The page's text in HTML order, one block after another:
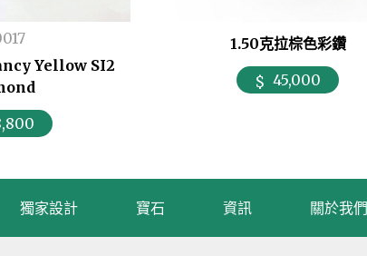
Yellow SI2
1.50克拉棕色彩鑽
45,000
獨家設計 寶石 資訊 關於我們